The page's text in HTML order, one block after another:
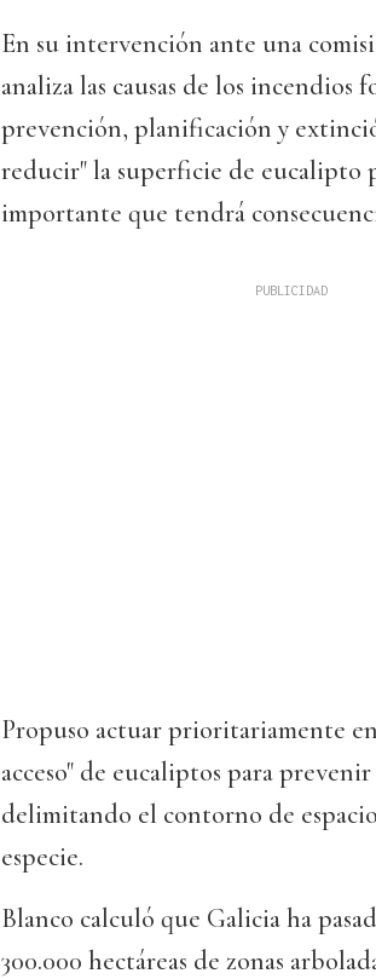
En su intervención ante una
analiza las causas de los incendios
prevención, planificación y
reducir" la superficie de eucalipto
importante que tendrá
Propuso actuar prioritariamente
acceso" de eucaliptos para
delimitando el contorno de
especie.
Blanco calculó que Galicia ha
300.000 hectáreas de zonas